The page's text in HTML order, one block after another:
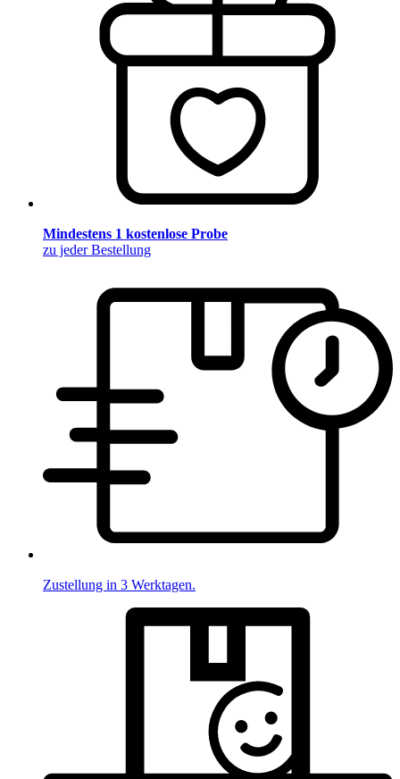
Mindestens 1 kostenlose Probe
zu jeder Bestellung
Zustellung in 3 Werktagen.